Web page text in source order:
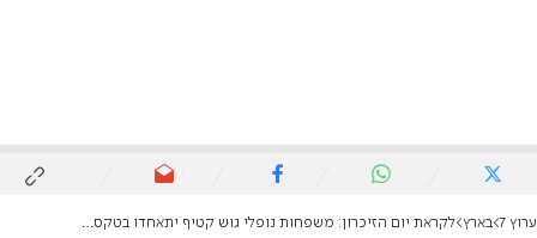
ערוץ 7 בארץ לקראת יום הזיכרון: משפחות נופלי גוש קטיף יתאחדו בטקס קהילתי